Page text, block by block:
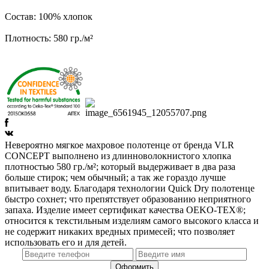
Состав: 100% хлопок
Плотность: 580 гр./м²
Невероятно мягкое махровое полотенце от бренда VLR
CONCEPT выполнено из длинноволокнистого хлопка
плотностью 580 гр./м²; который выдерживает в два раза
больше стирок; чем обычный; а так же гораздо лучше
впитывает воду. Благодаря технологии Quick Dry полотенце
быстро сохнет; что препятствует образованию неприятного
запаха. Изделие имеет сертификат качества OEKO-TEX®;
относится к текстильным изделиям самого высокого класса и
не содержит никаких вредных примесей; что позволяет
использовать его и для детей.